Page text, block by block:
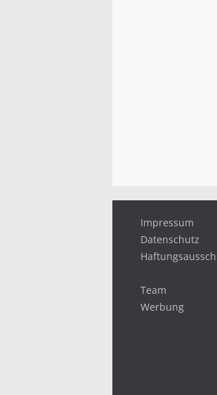
Impressum
Datenschutz
Team
Werbung